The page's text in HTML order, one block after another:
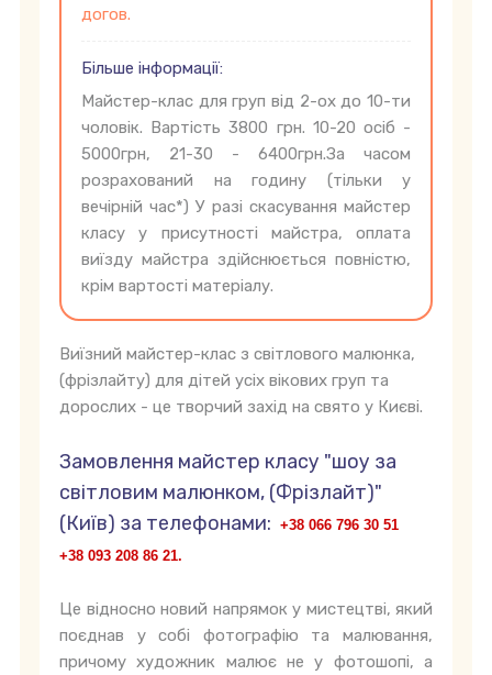
догов.
Більше інформації:
Майстер-клас для груп від 2-ох до 10-ти
чоловік. Вартість 3800 грн. 10-20 осіб -
5000грн, 21-30 - 6400грн.За часом
розрахований на годину (тільки у
вечірній час*) У разі скасування майстер
класу у присутності майстра, оплата
виїзду майстра здійснюється повністю,
крім вартості матеріалу.
Виїзний майстер-клас з світлового малюнка,
(фрізлайту) для дітей усіх вікових груп та
дорослих - це творчий захід на свято у Києві.
Замовлення майстер класу "шоу за
світловим малюнком, (Фрізлайт)"
(Київ) за телефонами: +38 066 796 30 51
+38 093 208 86 21.
Це відносно новий напрямок у мистецтві, який
поєднав у собі фотографію та малювання,
причому художник малює не у фотошопі, а